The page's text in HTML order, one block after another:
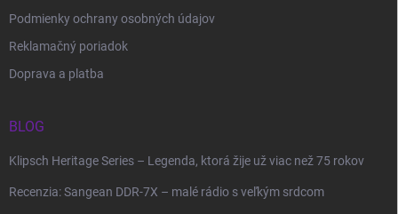
Podmienky ochrany osobných údajov
Reklamačný poriadok
Doprava a platba
BLOG
Klipsch Heritage Series – Legenda, ktorá žije už viac než 75 rokov
Recenzia: Sangean DDR-7X – malé rádio s veľkým srdcom